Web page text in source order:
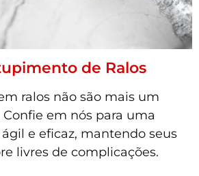
de Ralos
ralos não são mais um
em nós para uma
e eficaz, mantendo seus
livres de complicações.